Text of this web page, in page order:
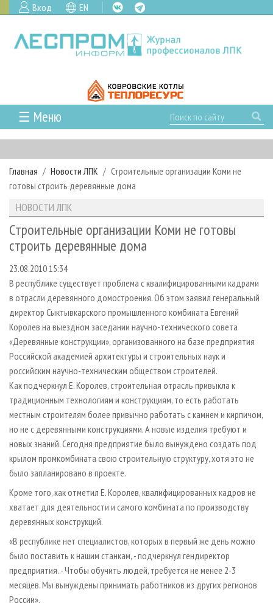
Вход EN
☰ Меню
ГЛАВНАЯ
РУБРИКИ И ТЕМЫ
РУБРИКИ ЖУРНАЛА
ЛЕСОЗАГОТОВКА
ЛЕСОПИЛЕНИЕ
СУШКА ДРЕВЕСИНЫ
ПРОИЗВОДСТВО ДРЕВЕСНЫХ ПЛИТ
ДЕРЕВЯННОЕ ДОМОСТРОЕНИЕ
ПРОИЗВОДСТВО МЕБЕЛИ
БИОЭНЕРГЕТИКА
ЦБП
ИНСТРУМЕНТ И МАТЕРИАЛЫ
НОВОСТИ
НОВОСТИ ЛПК
НОВОСТИ ЖУРНАЛА
ПРОЕКТЫ ЛПИ
АНАЛИТИКА
ПРЕДПРИЯТИЯ ЛПК
ПЕРСОНЫ
МОБИЛЬНЫЕ ВЫСТАВКИ
ОФИЦИАЛЬНЫЕ ДЕЛЕГАЦИИ
ПРИОРИТЕТНЫЕ ИНВЕСТПРОЕКТЫ
RUSSIAN FORESTRY REVIEW
ГАЗЕТА ЛЕСПРОМФОРУМ
БИБЛИОТЕКА СПЕЦИАЛИСТА
АРХИВ ЖУРНАЛОВ
О ЖУРНАЛЕ
ПОДПИСКА
КОНТАКТЫ
РЕКЛАМОДАТЕЛЯМ
РЕКЛАМА
РЕКЛАМА НА САЙТЕ
Главная Новости ЛПК
Строительные организации Коми не
готовы строить деревянные дома
НОВОСТИ ЛПК
Строительные организации Коми не готовы
строить деревянные дома
23.08.2010 15:34
В республике существует проблема с квалифицированными кадрами
в отрасли деревянного домостроения. Об этом заявил генеральный
директор Сыктывкарского промышленного комбината Евгений
Королев на выездном заседании научно-технического совета
«Деревянные конструкции», организованного на базе предприятия
Российской академией архитектуры и строительных наук и
российским научно-техническим обществом строителей.
Как подчеркнул Е. Королев, строительная отрасль привыкла к
традиционным технологиям и конструкциям, то есть работать
местным строителям более привычно работать с камнем и кирпичом,
но не с деревянными конструкциями. А новые изделия требуют и
новых знаний. Сегодня предприятие было вынуждено создать под
крылом промкомбината свою строительную структуру, хотя это не
было запланировано в проекте.
Кроме того, как отметил Е. Королев, квалифицированных кадров не
хватает для деятельности и самого комбината по производству
деревянных конструкций.
«В республике нет специалистов, которых в первый же день можно
было поставить к нашим станкам, - подчеркнул гендиректор
предприятия. - Чтобы обучить людей, требуется не менее 2-3
месяцев. Мы вынуждены принимать работников из других регионов
России».